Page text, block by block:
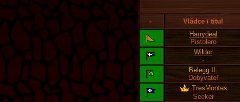
- Vládce / titul
Harrydeal
Pistolero
Wildor
-
Belegg II.
Dobyvateľ
TresMontes
Seeker